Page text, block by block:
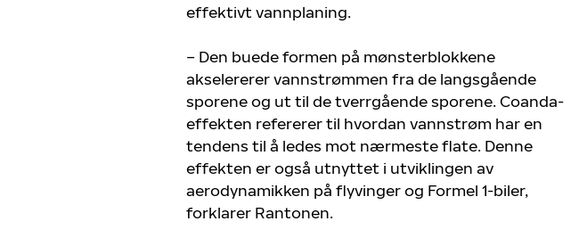
effektivt vannplaning.
– Den buede formen på mønsterblokkene
akselererer vannstrømmen fra de langsgående
sporene og ut til de tverrgående sporene. Coanda-
effekten refererer til hvordan vannstrøm har en
tendens til å ledes mot nærmeste flate. Denne
effekten er også utnyttet i utviklingen av
aerodynamikken på flyvinger og Formel 1-biler,
forklarer Rantonen.